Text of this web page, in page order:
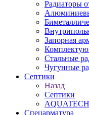
Радиаторы
Запорная
Стальные
Чугунные
Септики
Назад
Септики
AQUATECH
Спецарматура